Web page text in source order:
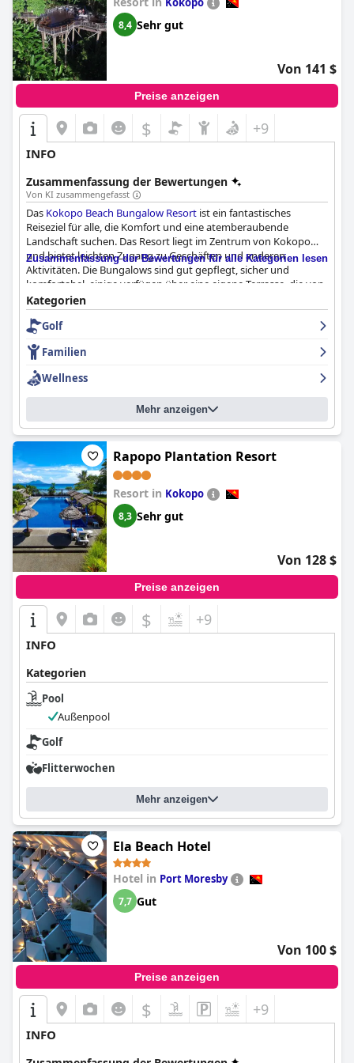
8,4 Sehr gut
Von 141 $
Preise anzeigen
$ +9
INFO
Zusammenfassung der Bewertungen
Von KI zusammengefasst
Das Kokopo Beach Bungalow Resort ist ein fantastisches
Reiseziel für alle, die Komfort und eine atemberaubende
Landschaft suchen. Das Resort liegt im Zentrum von Kokopo
und bietet leichten Zugang zu Geschäften und anderen
Aktivitäten. Die Bungalows sind gut gepflegt, sicher und
komfortabel, einige verfügen über eine eigene Terrasse, die von
der Meeresbrise gekühlt wird. Das Personal ist außergewöhnlich
freundlich und hilfsbereit, wobei der Resortmanager und die
Schnorchelführer besonders hervorzuheben sind. Die
Meinungen über das Frühstück gehen zwar auseinander, aber
es gibt genügend Möglichkeiten, um die meisten Gäste
zufrieden zu stellen. Insgesamt ist das
Resorteine gute Wahl für einen erholsamen Aufenthalt mit
hervorragendem Service und freundlichem Personal.
Zusammenfassung der Bewertungen für alle Kategorien lesen
Kategorien
Golf
Familien
Wellness
Mehr anzeigen
Rapopo Plantation Resort
Resort in Kokopo
8,3 Sehr gut
Von 128 $
Preise anzeigen
$ +9
INFO
Kategorien
Pool
Außenpool
Golf
Flitterwochen
Mehr anzeigen
Ela Beach Hotel
Hotel in Port Moresby
7,7 Gut
Von 100 $
Preise anzeigen
$ +9
INFO